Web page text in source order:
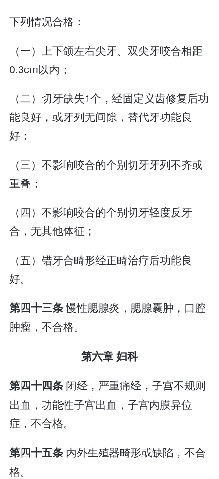
下列情况合格：
（一）上下颌左右尖牙、双尖牙咬合相距
0.3cm以内；
（二）切牙缺失1个，经固定义齿修复后功
能良好，或牙列无间隙，替代牙功能良
好；
（三）不影响咬合的个别切牙牙列不齐或
重叠；
（四）不影响咬合的个别切牙轻度反牙
合，无其他体征；
（五）错牙合畸形经正畸治疗后功能良
好。
第四十三条慢性腮腺炎，腮腺囊肿，口腔
肿瘤，不合格。
第六章 妇科
第四十四条 闭经，严重痛经，子宫不规则
出血，功能性子宫出血，子宫内膜异位
症，不合格。
第四十五条 内外生殖器畸形或缺陷，不合
格。